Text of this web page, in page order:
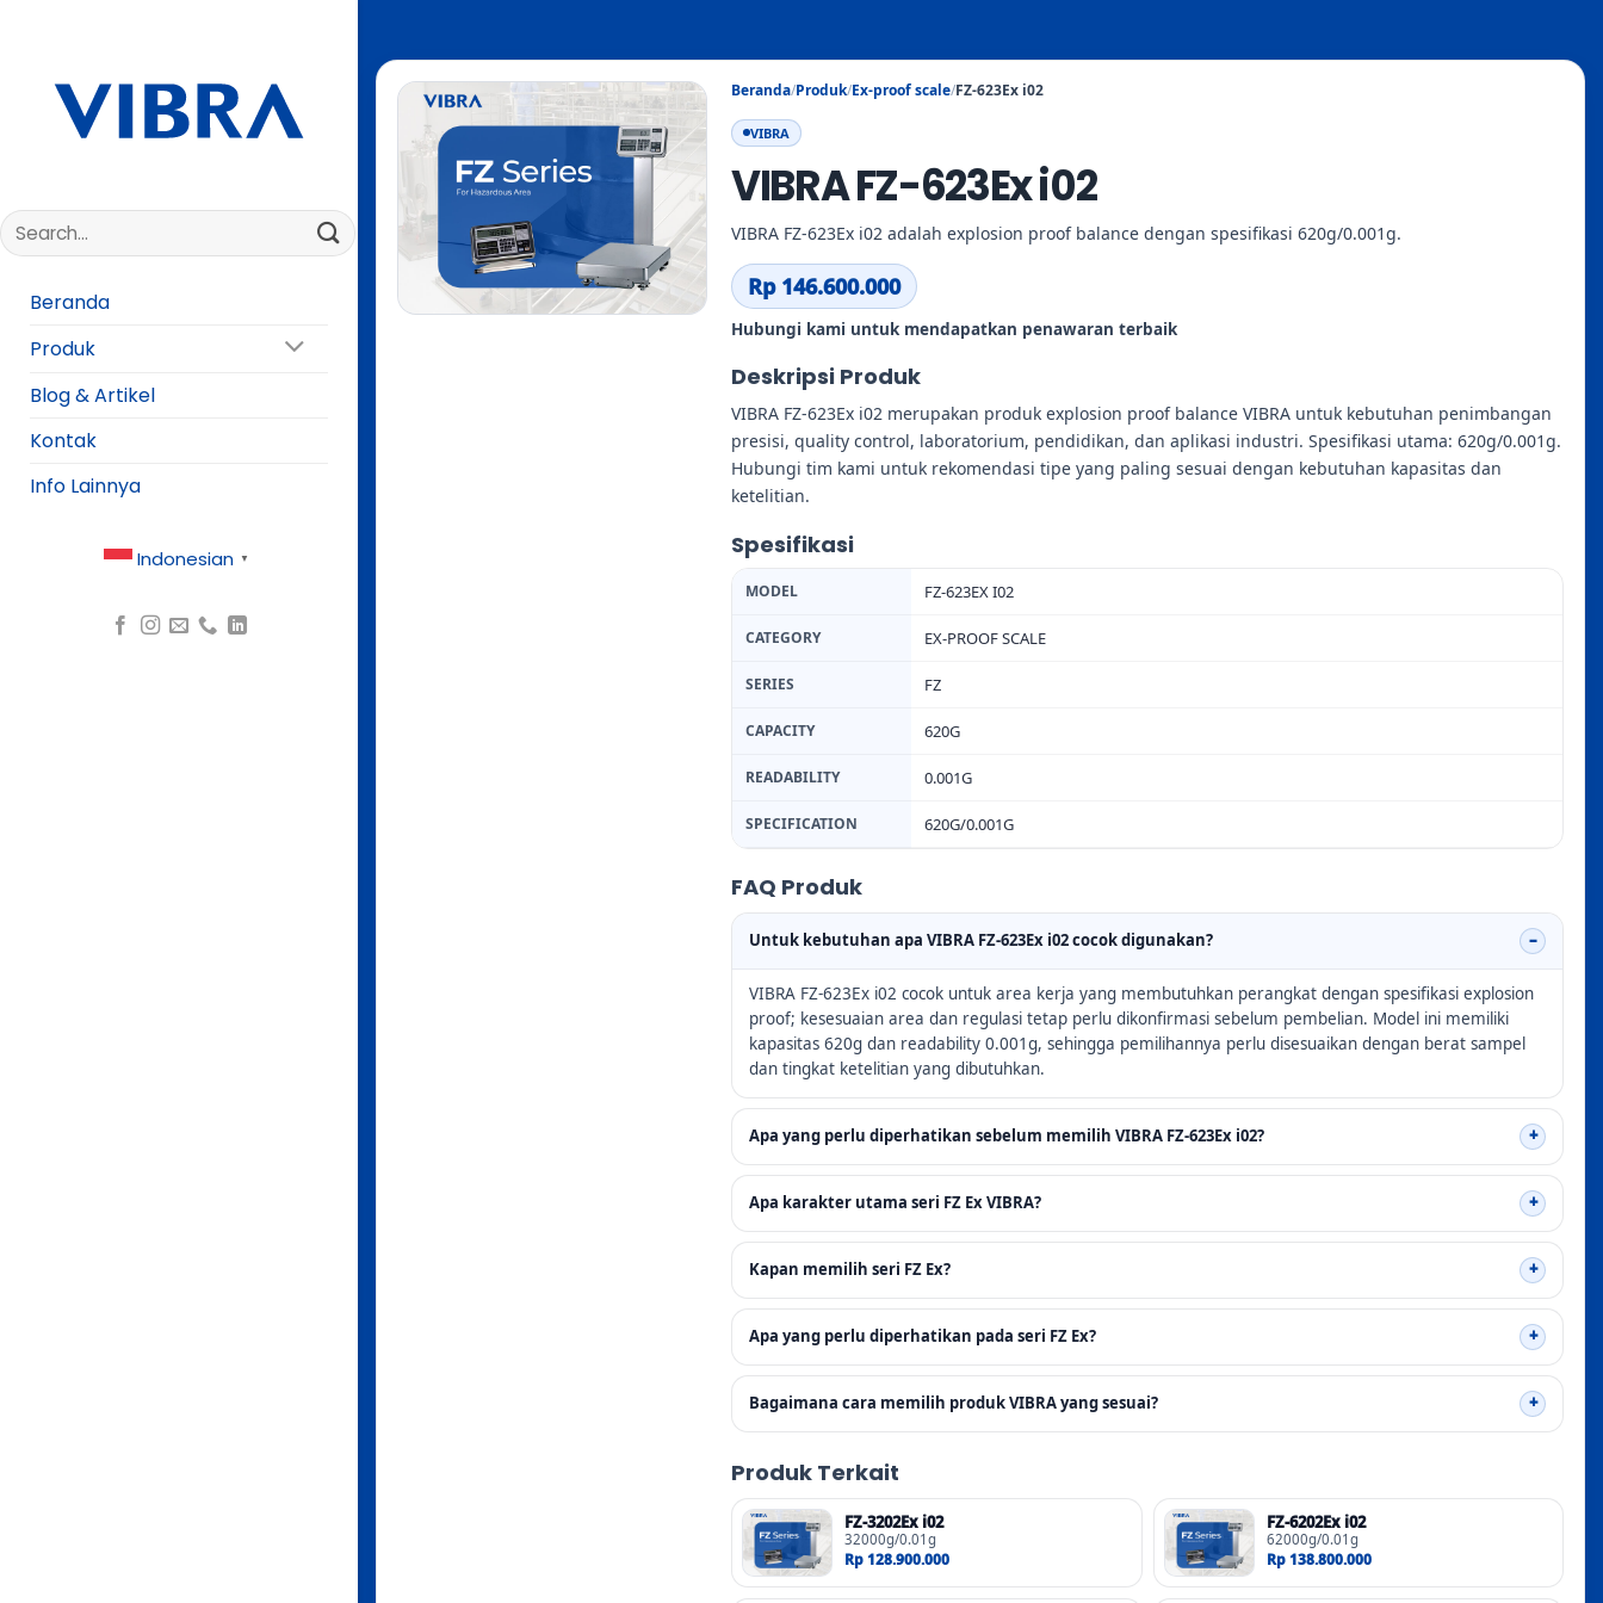
Beranda/Produk/Ex-proof scale/FZ-623Ex i02
VIBRA
VIBRA FZ-623Ex i02
VIBRA FZ-623Ex i02 adalah explosion proof balance dengan spesifikasi 620g/0.001g.
Rp 146.600.000
Hubungi kami untuk mendapatkan penawaran terbaik
Deskripsi Produk
VIBRA FZ-623Ex i02 merupakan produk explosion proof balance VIBRA untuk kebutuhan penimbangan
presisi, quality control, laboratorium, pendidikan, dan aplikasi industri. Spesifikasi utama: 620g/0.001g.
Hubungi tim kami untuk rekomendasi tipe yang paling sesuai dengan kebutuhan kapasitas dan
ketelitian.
Spesifikasi
MODEL FZ-623EX I02
CATEGORY EX-PROOF SCALE
SERIES FZ
CAPACITY 620G
READABILITY 0.001G
SPECIFICATION 620G/0.001G
FAQ Produk
Untuk kebutuhan apa VIBRA FZ-623Ex i02 cocok digunakan?
VIBRA FZ-623Ex i02 cocok untuk area kerja yang membutuhkan perangkat dengan spesifikasi explosion
proof; kesesuaian area dan regulasi tetap perlu dikonfirmasi sebelum pembelian. Model ini memiliki
kapasitas 620g dan readability 0.001g, sehingga pemilihannya perlu disesuaikan dengan berat sampel
dan tingkat ketelitian yang dibutuhkan.
Apa yang perlu diperhatikan sebelum memilih VIBRA FZ-623Ex i02?
Apa karakter utama seri FZ Ex VIBRA?
Kapan memilih seri FZ Ex?
Apa yang perlu diperhatikan pada seri FZ Ex?
Bagaimana cara memilih produk VIBRA yang sesuai?
Produk Terkait
FZ-3202Ex i02
32000g/0.01g
Rp 128.900.000
FZ-6202Ex i02
62000g/0.01g
Rp 138.800.000
Beranda
Produk
Blog & Artikel
Kontak
Info Lainnya
Indonesian ▼